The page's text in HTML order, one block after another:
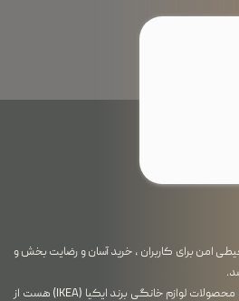
امن برای کاربران ، خرید آسان و رضایت بخش و
فروشگاه ما از آنجایی که خود واردکننده محصولات لوازم خانگی برند ایکیا (IKEA) هست از